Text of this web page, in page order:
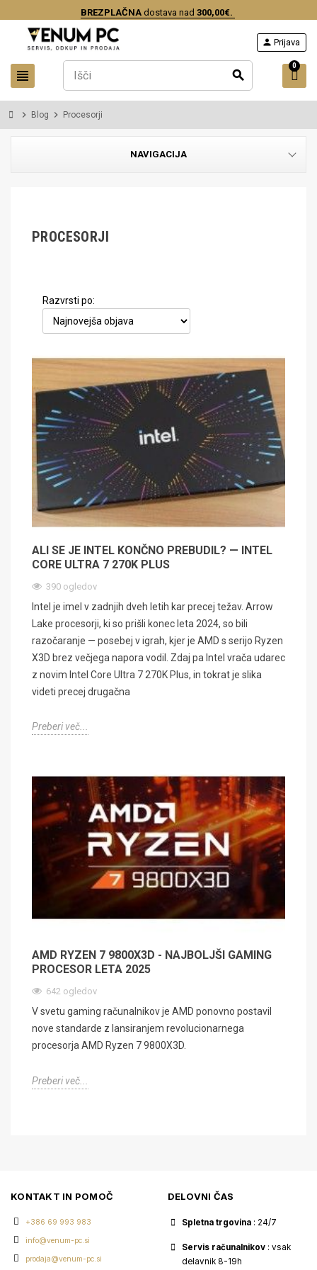
BREZPLAČNAdostava nad 300,00€.
view_headline search
person Prijava
0
chevron_right Blog chevron_right Procesorji
NAVIGACIJA
PROCESORJI
Razvrsti po:
ALI SE JE INTEL KONČNO PREBUDIL? — INTEL
CORE ULTRA 7 270K PLUS
390 ogledov
Intel je imel v zadnjih dveh letih kar precej težav. Arrow
Lake procesorji, ki so prišli konec leta 2024, so bili
razočaranje — posebej v igrah, kjer je AMD s serijo Ryzen
X3D brez večjega napora vodil. Zdaj pa Intel vrača udarec
z novim Intel Core Ultra 7 270K Plus, in tokrat je slika
videti precej drugačna
Preberi več...
AMD RYZEN 7 9800X3D - NAJBOLJŠI GAMING
PROCESOR LETA 2025
642 ogledov
V svetu gaming računalnikov je AMD ponovno postavil
nove standarde z lansiranjem revolucionarnega
procesorja AMD Ryzen 7 9800X3D.
Preberi več...
KONTAKT IN POMOČ
+386 69 993 983
info@venum-pc.si
prodaja@venum-pc.si
DELOVNI ČAS
Spletna trgovina: 24/7
Servis računalnikov: vsak
delavnik 8-19h